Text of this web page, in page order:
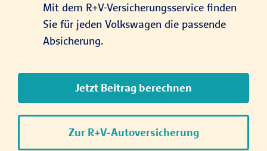
Mit dem R+V-Versicherungsservice finden
Sie für jeden Volkswagen die passende
Absicherung.
Jetzt Beitrag berechnen
Zur R+V-Autoversicherung